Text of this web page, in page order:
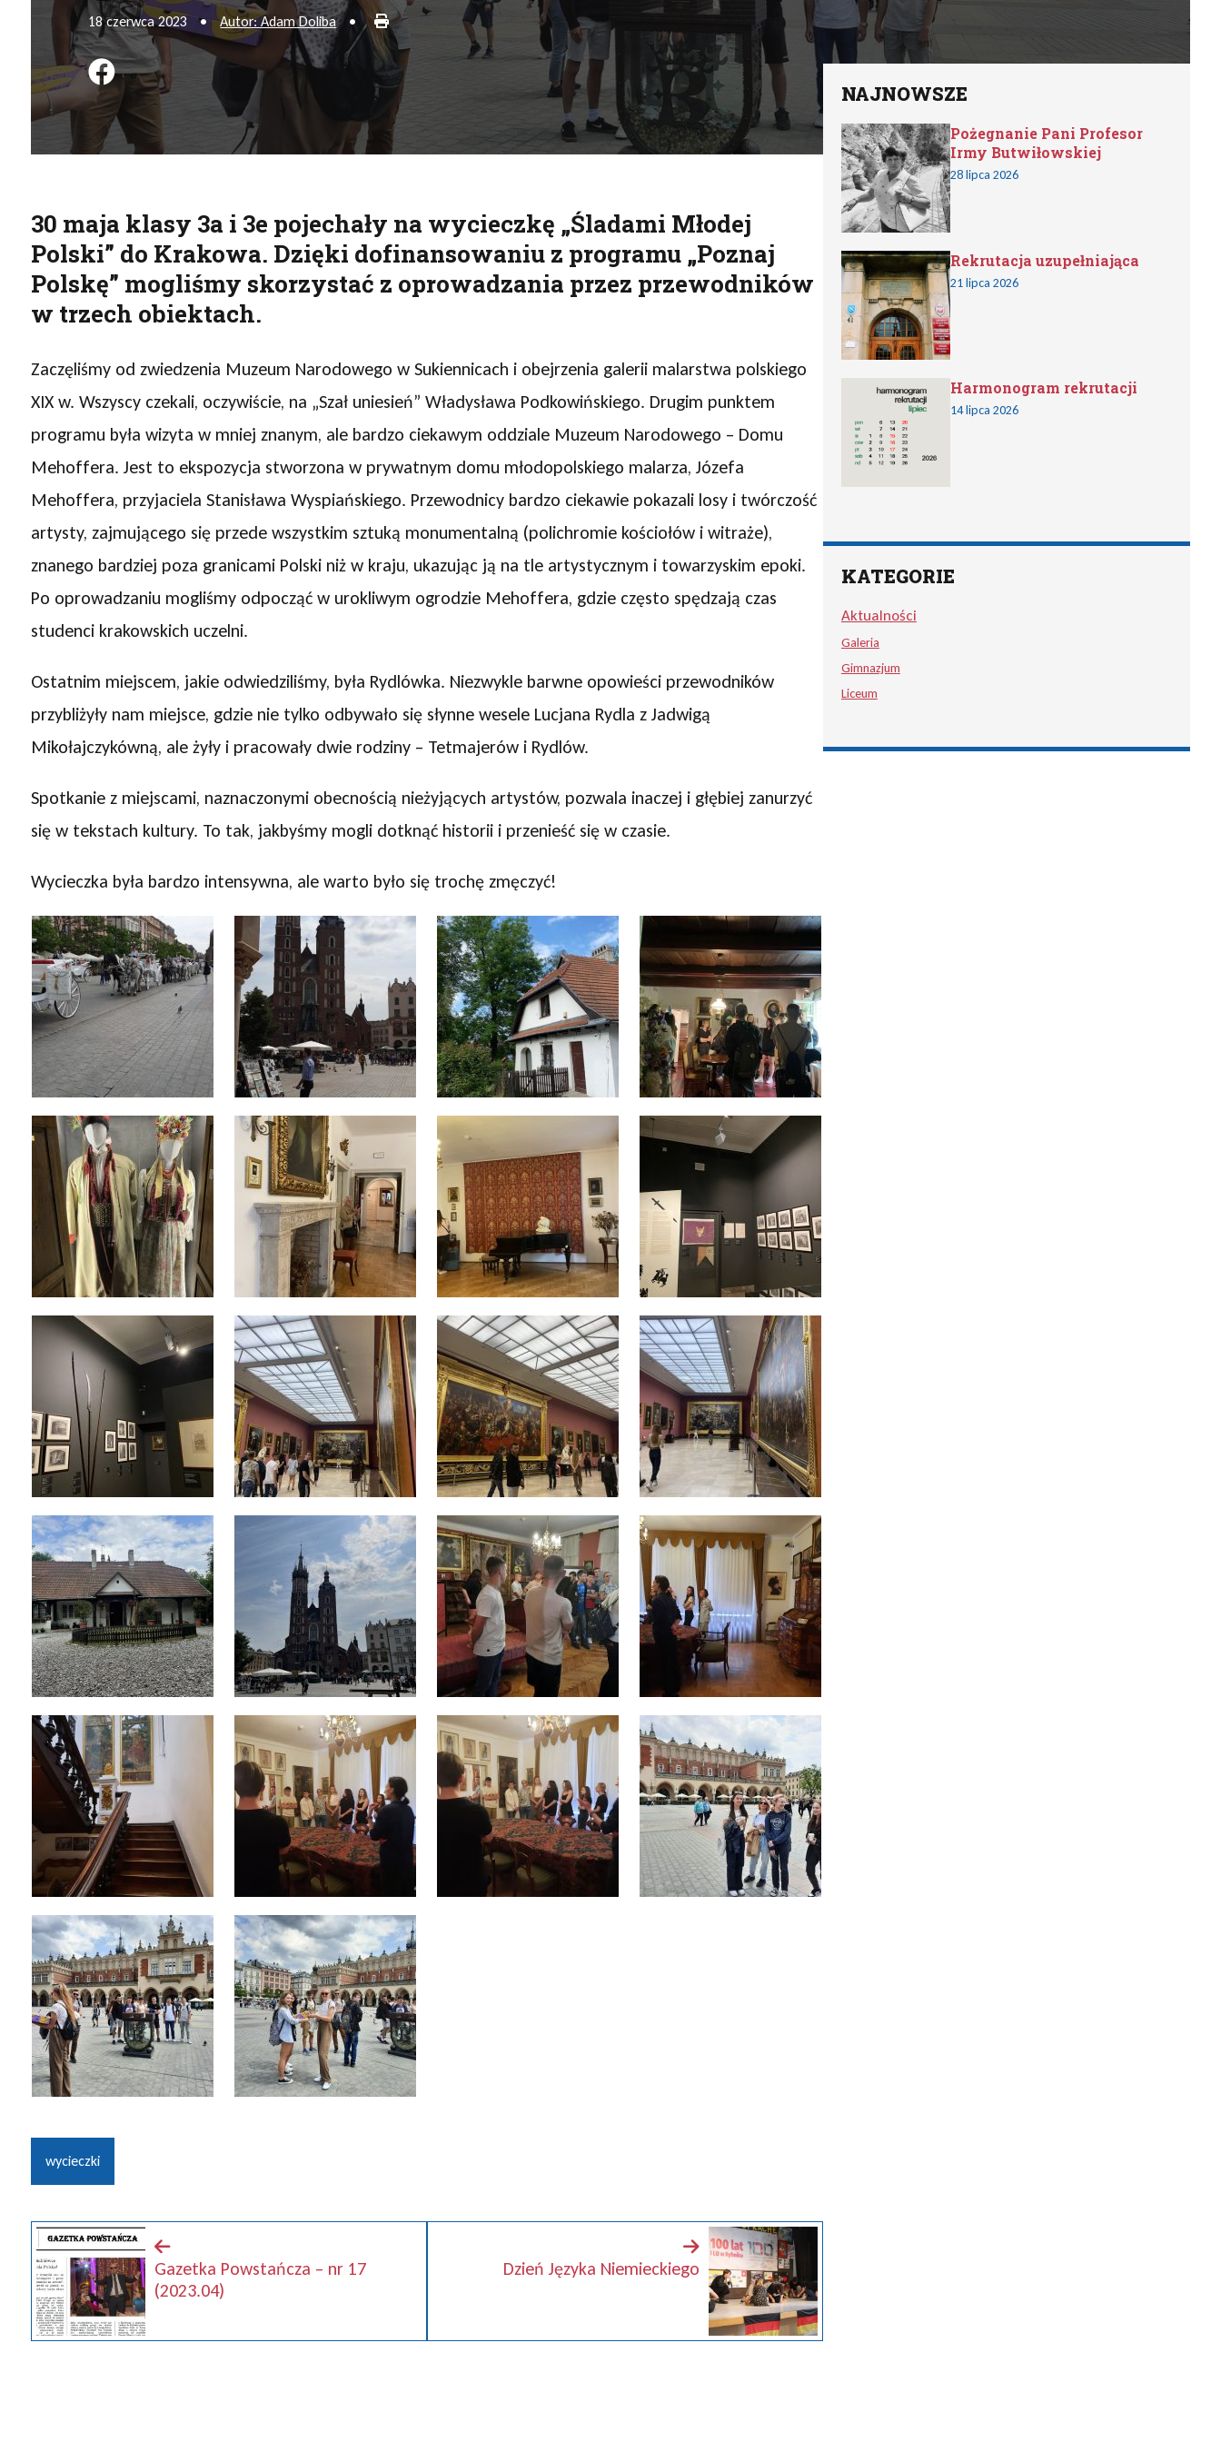
18 czerwca 2023 • Autor: Adam Doliba • Drukuj
Podziel się na FB
30 maja klasy 3a i 3e pojechały na wycieczkę „Śladami Młodej
Polski” do Krakowa. Dzięki dofinansowaniu z programu „Poznaj
Polskę” mogliśmy skorzystać z oprowadzania przez przewodników
w trzech obiektach.
Zaczęliśmy od zwiedzenia Muzeum Narodowego w Sukiennicach i obejrzenia galerii malarstwa polskiego
XIX w. Wszyscy czekali, oczywiście, na „Szał uniesień” Władysława Podkowińskiego. Drugim punktem
programu była wizyta w mniej znanym, ale bardzo ciekawym oddziale Muzeum Narodowego – Domu
Mehoffera. Jest to ekspozycja stworzona w prywatnym domu młodopolskiego malarza, Józefa
Mehoffera, przyjaciela Stanisława Wyspiańskiego. Przewodnicy bardzo ciekawie pokazali losy i twórczość
artysty, zajmującego się przede wszystkim sztuką monumentalną (polichromie kościołów i witraże),
znanego bardziej poza granicami Polski niż w kraju, ukazując ją na tle artystycznym i towarzyskim epoki.
Po oprowadzaniu mogliśmy odpocząć w urokliwym ogrodzie Mehoffera, gdzie często spędzają czas
studenci krakowskich uczelni.
Ostatnim miejscem, jakie odwiedziliśmy, była Rydlówka. Niezwykle barwne opowieści przewodników
przybliżyły nam miejsce, gdzie nie tylko odbywało się słynne wesele Lucjana Rydla z Jadwigą
Mikołajczykówną, ale żyły i pracowały dwie rodziny – Tetmajerów i Rydlów.
Spotkanie z miejscami, naznaczonymi obecnością nieżyjących artystów, pozwala inaczej i głębiej zanurzyć
się w tekstach kultury. To tak, jakbyśmy mogli dotknąć historii i przenieść się w czasie.
Wycieczka była bardzo intensywna, ale warto było się trochę zmęczyć!
wycieczki
Gazetka Powstańcza – nr 17
(2023.04)
Dzień Języka Niemieckiego
NAJNOWSZE
Pożegnanie Pani Profesor
Irmy Butwiłowskiej
28 lipca 2026
Rekrutacja uzupełniająca
21 lipca 2026
Harmonogram rekrutacji
14 lipca 2026
KATEGORIE
Aktualności
Galeria
Gimnazjum
Liceum